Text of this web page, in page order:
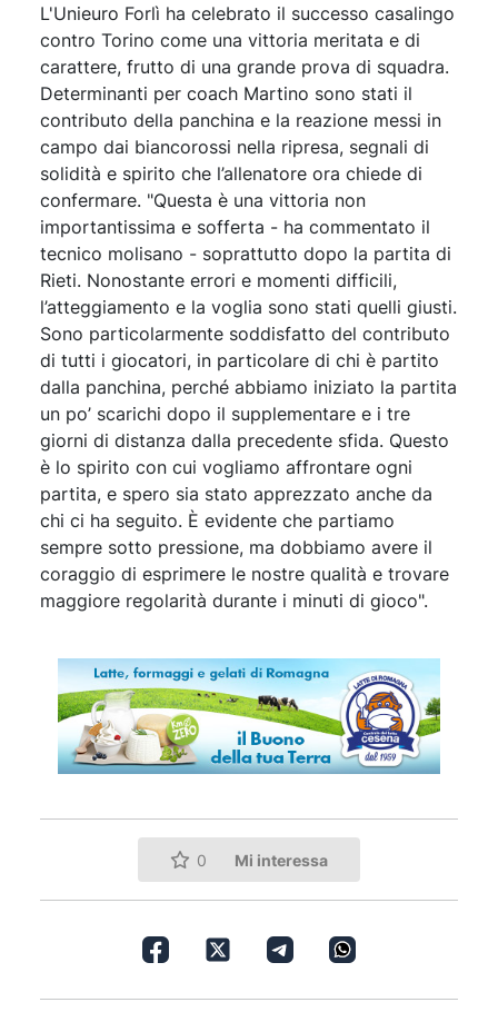
L'Unieuro Forlì ha celebrato il successo casalingo
contro Torino come una vittoria meritata e di
carattere, frutto di una grande prova di squadra.
Determinanti per coach Martino sono stati il
contributo della panchina e la reazione messi in
campo dai biancorossi nella ripresa, segnali di
solidità e spirito che l’allenatore ora chiede di
confermare. "Questa è una vittoria non
importantissima e sofferta - ha commentato il
tecnico molisano - soprattutto dopo la partita di
Rieti. Nonostante errori e momenti difficili,
l’atteggiamento e la voglia sono stati quelli giusti.
Sono particolarmente soddisfatto del contributo
di tutti i giocatori, in particolare di chi è partito
dalla panchina, perché abbiamo iniziato la partita
un po’ scarichi dopo il supplementare e i tre
giorni di distanza dalla precedente sfida. Questo
è lo spirito con cui vogliamo affrontare ogni
partita, e spero sia stato apprezzato anche da
chi ci ha seguito. È evidente che partiamo
sempre sotto pressione, ma dobbiamo avere il
coraggio di esprimere le nostre qualità e trovare
maggiore regolarità durante i minuti di gioco".
0 Mi interessa